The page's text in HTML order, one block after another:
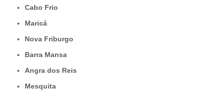
Cabo Frio
Maricá
Nova Friburgo
Barra Mansa
Angra dos Reis
Mesquita